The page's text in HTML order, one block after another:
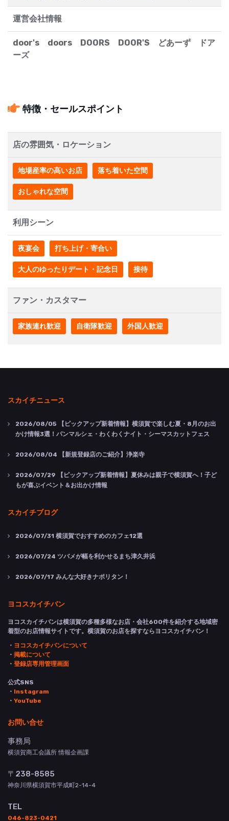
運営会社情報
door's doors DOORS DOOR'S どあーず ドア
ーズ
特徴・セールスポイント
店の雰囲気・ロケーション
地場産率の高いお店 落ち着いた空間
おしゃれな空間
利用シーン
夜宴会 打ち上げ・寄合い
大人のゆったりデート・記念日 接待
ファン・カスタマー
家族連れ歓迎 自衛隊歓迎 外国人歓迎
スカイチニュース
2026/08/05 【ピックアップ新着情報】横須賀で楽しむ夏・8月のお出
かけ情報3選！パンマルシェ・わくわくナイト・シーマスカットフェス
2026/08/04 【新規登録店のご紹介】浄楽寺
2026/07/29 【ピックアップ新着情報】夏休みは親子で横須賀へ！子ど
もが喜ぶイベント＆お出かけ情報
スカイチブログ
2026/07/31 横須賀でおすすめのカフェ12選
2026/07/24 ツバメが幅を利かせるまち津久井浜
2026/07/17 みんな大好きナポリタン！
ヨコスカイチバン
ヨコスカイチバンは横須賀の多種多様なお店・会社600件を紹介する地域密
着型のお店情報サイトです。横須賀のお店を探すならヨコスカイチバン！
・ ヨコスカイチバンについて
・ 掲載について
・ 登録店専用管理画面
公式SNS
・ Instagram
・ YouTube
お問い合せ
事務局
横須賀商工会議所 情報企画課
〒238-8585
神奈川県横須賀市平成町2-14-4
TEL
046-823-0421